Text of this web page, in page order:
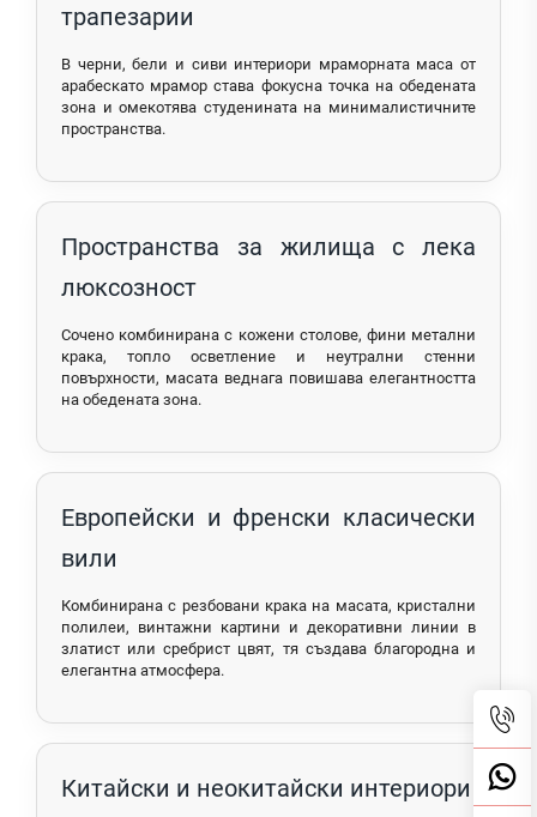
трапезарии
В черни, бели и сиви интериори мраморната маса от
арабескато мрамор става фокусна точка на обедената
зона и омекотява студенината на минималистичните
пространства.
Пространства за жилища с лека
люксозност
Сочено комбинирана с кожени столове, фини метални
крака, топло осветление и неутрални стенни
повърхности, масата веднага повишава елегантността
на обедената зона.
Европейски и френски класически
вили
Комбинирана с резбовани крака на масата, кристални
полилеи, винтажни картини и декоративни линии в
златист или сребрист цвят, тя създава благородна и
елегантна атмосфера.
Китайски и неокитайски интериори